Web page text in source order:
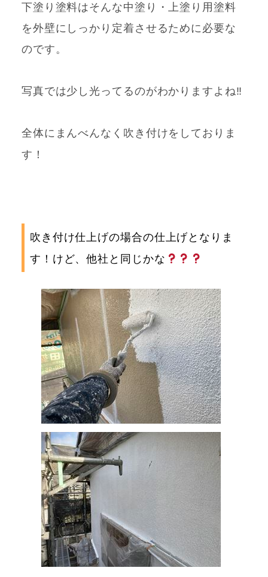
下塗り塗料はそんな中塗り・上塗り用塗料
を外壁にしっかり定着させるために必要な
のです。
写真では少し光ってるのがわかりますよね‼
全体にまんべんなく吹き付けをしておりま
す！
吹き付け仕上げの場合の仕上げとなりま
す！けど、他社と同じかな